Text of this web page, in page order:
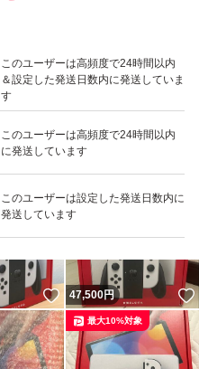
このユーザーは高頻度で24時間以内
＆設定した発送日数内に発送していま
す
このユーザーは高頻度で24時間以内
に発送しています
このユーザーは設定した発送日数内に
発送しています
いいね！
30,500
いいね！
47,500円
最大10%対象